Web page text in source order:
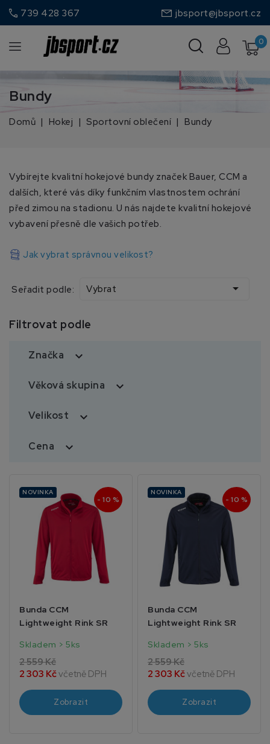
call 739 428 367 jbsport@jbsport.cz
0
Bundy
Domů Hokej Sportovní oblečení Bundy
Vybírejte kvalitní hokejové bundy značek Bauer, CCM a
dalších, které vás díky funkčním vlastnostem ochrání
před zimou na stadionu. U nás najdete kvalitní hokejové
vybavení přesně dle vašich potřeb.
Jak vybrat správnou velikost?
Seřadit podle: Vybrat 
Filtrovat podle
Značka 
Věková skupina 
Velikost 
Cena 
NOVINKA
- 10 %
Bunda CCM
Lightweight Rink SR
Skladem > 5ks
2 559 Kč
2 303 Kčvčetně DPH
Zobrazit
NOVINKA
- 10 %
Bunda CCM
Lightweight Rink SR
Skladem > 5ks
2 559 Kč
2 303 Kčvčetně DPH
Zobrazit